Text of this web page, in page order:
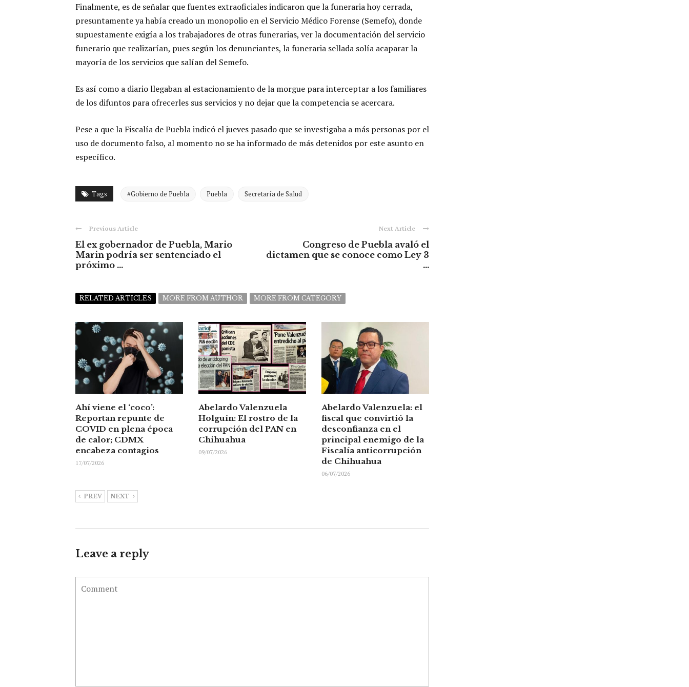
Finalmente, es de señalar que fuentes extraoficiales indicaron que la funeraria hoy cerrada,
presuntamente ya había creado un monopolio en el Servicio Médico Forense (Semefo), donde
supuestamente exigía a los trabajadores de otras funerarias, ver la documentación del servicio
funerario que realizarían, pues según los denunciantes, la funeraria sellada solía acaparar la
mayoría de los servicios que salían del Semefo.
Es así como a diario llegaban al estacionamiento de la morgue para interceptar a los familiares
de los difuntos para ofrecerles sus servicios y no dejar que la competencia se acercara.
Pese a que la Fiscalía de Puebla indicó el jueves pasado que se investigaba a más personas por el
uso de documento falso, al momento no se ha informado de más detenidos por este asunto en
específico.
Tags #Gobierno de Puebla Puebla Secretaría de Salud
Previous Article
El ex gobernador de Puebla, Mario
Marin podría ser sentenciado el
próximo ...
Next Article
Congreso de Puebla avaló el
dictamen que se conoce como Ley 3
...
RELATED ARTICLES MORE FROM AUTHOR MORE FROM CATEGORY
Ahí viene el ‘coco’:
Reportan repunte de
COVID en plena época
de calor; CDMX
encabeza contagios
17/07/2026
Abelardo Valenzuela
Holguín: El rostro de la
corrupción del PAN en
Chihuahua
09/07/2026
Abelardo Valenzuela: el
fiscal que convirtió la
desconfianza en el
principal enemigo de la
Fiscalía anticorrupción
de Chihuahua
06/07/2026
PREV NEXT
Leave a reply